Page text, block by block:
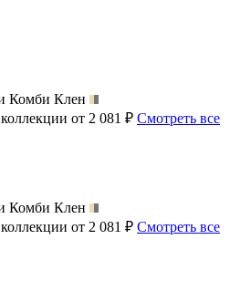
Комби Клен
от 2 081 ₽ Смотреть все
Комби Клен
от 2 081 ₽ Смотреть все